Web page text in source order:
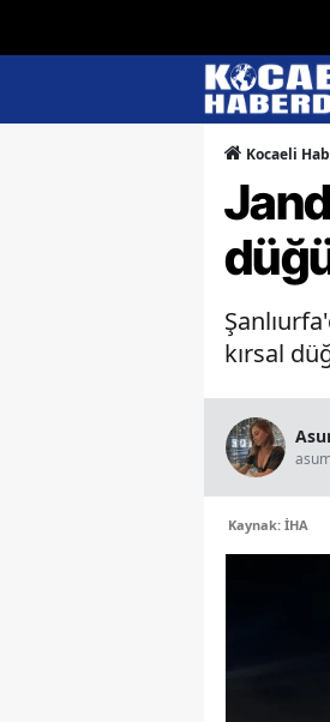
Kocaeli
kırsal
Kaynak: İHA